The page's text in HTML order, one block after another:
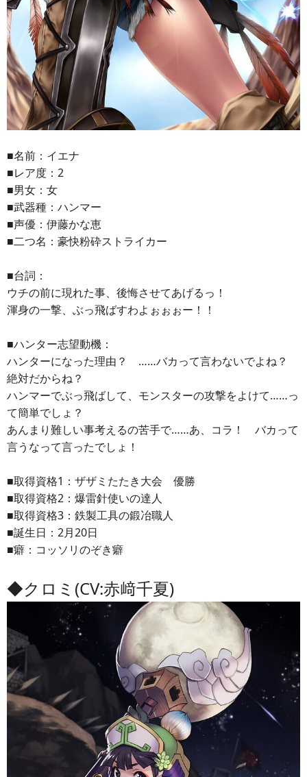
■名前：イエナ
■レア度：2
■男女：女
■武器種：ハンマー
■声優：伊藤かな恵
■二つ名：豪快粉砕ストライカー
■台詞：
ウチの前に現れた事、後悔させてあげるっ！
渾身の一撃、ぶっ飛ばすわよぉぉぉー！！
■ハンター志望動機：
ハンターになった理由？ ……バカって言わないでよね？
絶対だからね？
ハンマーでぶっ飛ばして、モンスターの攻撃をよけて……っ
て簡単でしょ？
あんまり難しい事考えるの苦手で……あ、コラ！ バカって
言うなって言ったでしょ！
■取得資格1：ザザミたたき大会 優勝
■取得資格2：爆雷針使いの達人
■取得資格3：鉄製工具の鍛冶職人
■誕生日：2月20日
■癖：コッソリのぞき癖
◆クロミ(CV:赤﨑千夏)